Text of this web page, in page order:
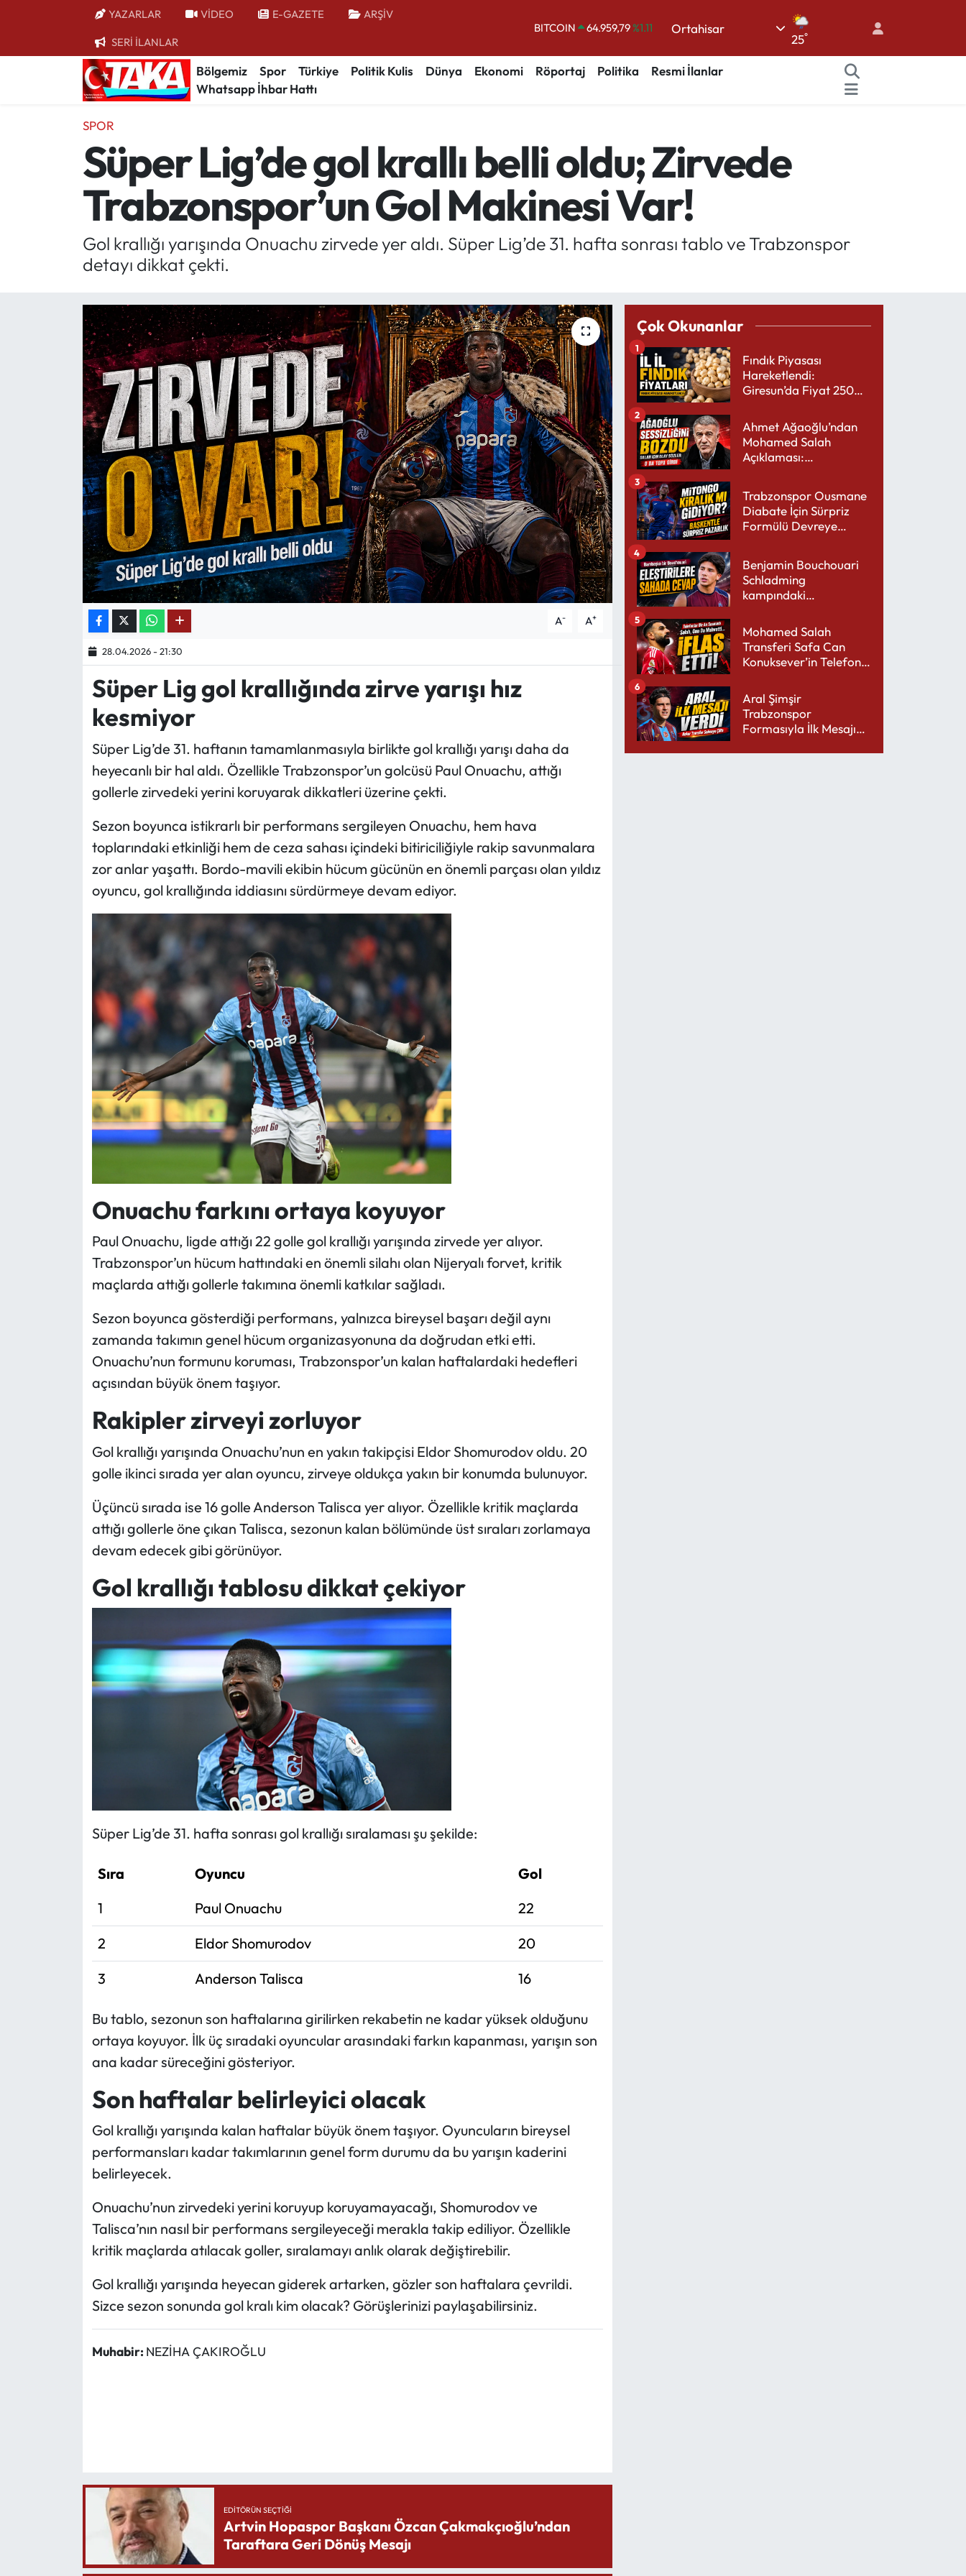
YAZARLAR VİDEO E-GAZETE ARŞİV
SERİ İLANLAR
DOLAR 47,7436%0.18
EURO
55,2510%0.32
STERLİN
64,4811 %0.38
BITCOIN
64.959,79%1.11
Ortahisar
25°
Bölgemiz Spor Türkiye Politik Kulis Dünya Ekonomi Röportaj Politika
Resmi İlanlar
Whatsapp İhbar Hattı
SPOR
Süper Lig’de gol krallı belli oldu; Zirvede
Trabzonspor’un Gol Makinesi Var!
Gol krallığı yarışında Onuachu zirvede yer aldı. Süper Lig’de 31. hafta sonrası tablo ve Trabzonspor
detayı dikkat çekti.
A- A+
28.04.2026 - 21:30
Süper Lig gol krallığında zirve yarışı hız
kesmiyor
Süper Lig’de 31. haftanın tamamlanmasıyla birlikte gol krallığı yarışı daha da
heyecanlı bir hal aldı. Özellikle Trabzonspor’un golcüsü Paul Onuachu, attığı
gollerle zirvedeki yerini koruyarak dikkatleri üzerine çekti.
Sezon boyunca istikrarlı bir performans sergileyen Onuachu, hem hava
toplarındaki etkinliği hem de ceza sahası içindeki bitiriciliğiyle rakip savunmalara
zor anlar yaşattı. Bordo-mavili ekibin hücum gücünün en önemli parçası olan yıldız
oyuncu, gol krallığında iddiasını sürdürmeye devam ediyor.
Onuachu farkını ortaya koyuyor
Paul Onuachu, ligde attığı 22 golle gol krallığı yarışında zirvede yer alıyor.
Trabzonspor’un hücum hattındaki en önemli silahı olan Nijeryalı forvet, kritik
maçlarda attığı gollerle takımına önemli katkılar sağladı.
Sezon boyunca gösterdiği performans, yalnızca bireysel başarı değil aynı
zamanda takımın genel hücum organizasyonuna da doğrudan etki etti.
Onuachu’nun formunu koruması, Trabzonspor’un kalan haftalardaki hedefleri
açısından büyük önem taşıyor.
Rakipler zirveyi zorluyor
Gol krallığı yarışında Onuachu’nun en yakın takipçisi Eldor Shomurodov oldu. 20
golle ikinci sırada yer alan oyuncu, zirveye oldukça yakın bir konumda bulunuyor.
Üçüncü sırada ise 16 golle Anderson Talisca yer alıyor. Özellikle kritik maçlarda
attığı gollerle öne çıkan Talisca, sezonun kalan bölümünde üst sıraları zorlamaya
devam edecek gibi görünüyor.
Gol krallığı tablosu dikkat çekiyor
Süper Lig’de 31. hafta sonrası gol krallığı sıralaması şu şekilde:
Sıra Oyuncu
Gol
1
Paul Onuachu
22
2
Eldor Shomurodov
20
3
Anderson Talisca 16
Bu tablo, sezonun son haftalarına girilirken rekabetin ne kadar yüksek olduğunu
ortaya koyuyor. İlk üç sıradaki oyuncular arasındaki farkın kapanması, yarışın son
ana kadar süreceğini gösteriyor.
Son haftalar belirleyici olacak
Gol krallığı yarışında kalan haftalar büyük önem taşıyor. Oyuncuların bireysel
performansları kadar takımlarının genel form durumu da bu yarışın kaderini
belirleyecek.
Onuachu’nun zirvedeki yerini koruyup koruyamayacağı, Shomurodov ve
Talisca’nın nasıl bir performans sergileyeceği merakla takip ediliyor. Özellikle
kritik maçlarda atılacak goller, sıralamayı anlık olarak değiştirebilir.
Gol krallığı yarışında heyecan giderek artarken, gözler son haftalara çevrildi.
Sizce sezon sonunda gol kralı kim olacak? Görüşlerinizi paylaşabilirsiniz.
Muhabir: NEZİHA ÇAKIROĞLU
EDITÖRÜN SEÇTIĞI
Artvin Hopaspor Başkanı Özcan Çakmakçıoğlu’ndan
Taraftara Geri Dönüş Mesajı
Çok Okunanlar
Fındık Piyasası
Hareketlendi:
Giresun’da Fiyat 250
1
Ahmet Ağaoğlu’ndan
Mohamed Salah
Açıklaması:
2
Trabzonspor Ousmane
Diabate İçin Sürpriz
Formülü Devreye
3
Benjamin Bouchouari
Schladming
kampındaki
4
Mohamed Salah
Transferi Safa Can
Konuksever’in Telefon
5
Aral Şimşir
Trabzonspor
Formasıyla İlk Mesajını
6
Bölgemiz
Kültür/Sanat
Politik Kulis
Mektup Galeri
Röportaj
Manşet
Köşe Yazıları
Karikatür Galeri
ASTROLOJİ
Spor Yazıları
Trabzon Nöbetçi Eczaneler
Trabzon Hava Durumu
Trabzon Trafik Yoğunluk Haritası
Süper Lig Puan Durumu ve Fikstür
Tüm Manşetler
Son Dakika Haberleri
Haber Arşivi